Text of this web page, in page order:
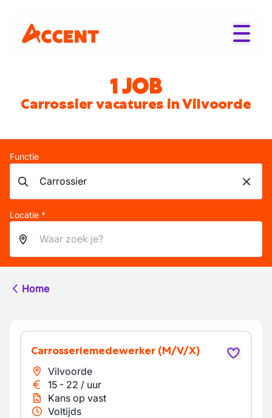
1 JOB
Carrossier vacatures in Vilvoorde
Functie
Locatie *
Home
Carrosseriemedewerker (M/V/X)
Vilvoorde
15 - 22 / uur
Kans op vast
Voltijds